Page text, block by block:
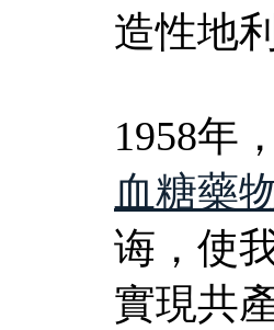
造性地
1958年
血糖藥
诲，使
實現共